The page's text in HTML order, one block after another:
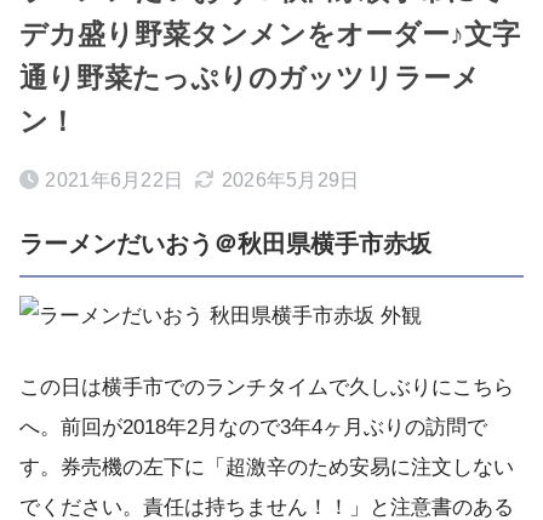
デカ盛り野菜タンメンをオーダー♪文字
通り野菜たっぷりのガッツリラーメ
ン！
2021年6月22日 2026年5月29日
ラーメンだいおう＠秋田県横手市赤坂
この日は横手市でのランチタイムで久しぶりにこちら
へ。前回が2018年2月なので3年4ヶ月ぶりの訪問で
す。券売機の左下に「超激辛のため安易に注文しない
でください。責任は持ちません！！」と注意書のある